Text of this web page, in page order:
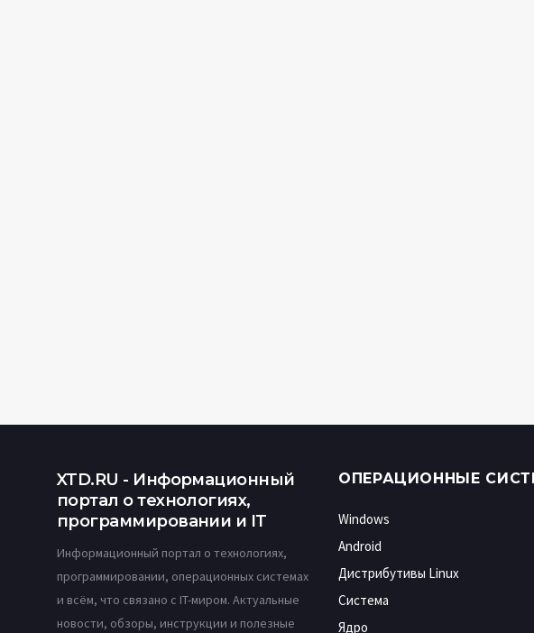
XTD.RU - Информационный
портал о технологиях,
программировании и IT
Информационный портал о технологиях,
программировании, операционных системах
и всём, что связано с IT-миром. Актуальные
новости, обзоры, инструкции и полезные
ОПЕРАЦИОННЫЕ
Windows
Android
Дистрибутивы Linux
Система
Ядро